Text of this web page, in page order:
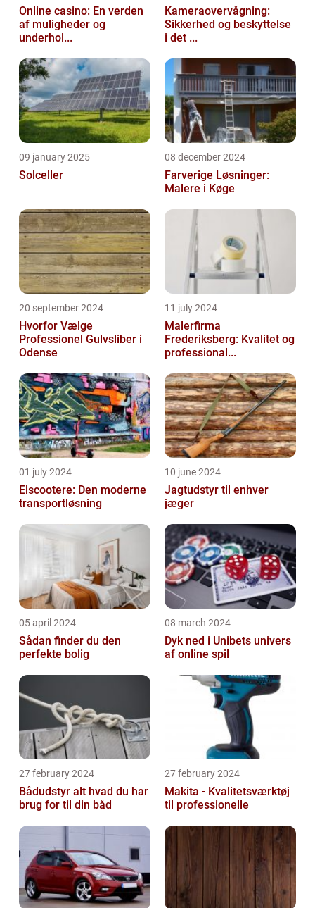
Online casino: En verden
af muligheder og
underhol...
Kameraovervågning:
Sikkerhed og beskyttelse
i det ...
09 january 2025
Solceller
08 december 2024
Farverige Løsninger:
Malere i Køge
20 september 2024
Hvorfor Vælge
Professionel Gulvsliber i
Odense
11 july 2024
Malerfirma
Frederiksberg: Kvalitet og
professional...
01 july 2024
Elscootere: Den moderne
transportløsning
10 june 2024
Jagtudstyr til enhver
jæger
05 april 2024
Sådan finder du den
perfekte bolig
08 march 2024
Dyk ned i Unibets univers
af online spil
27 february 2024
Bådudstyr alt hvad du har
brug for til din båd
27 february 2024
Makita - Kvalitetsværktøj
til professionelle